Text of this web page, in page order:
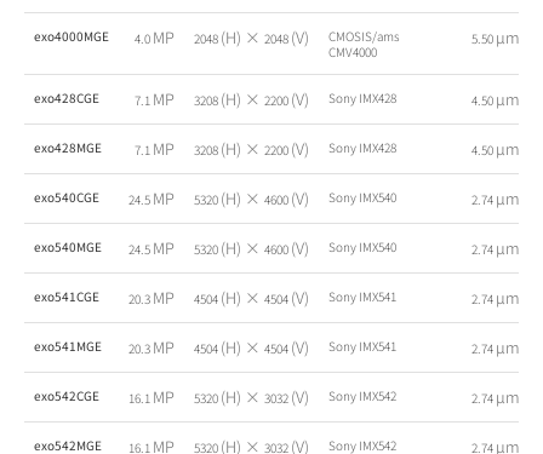
exo4000MGE 4.0 MP 2048 (H) × 2048 (V)
CMOSIS/ams
CMV4000
5.50 µm
exo428CGE 7.1 MP 3208 (H) × 2200 (V) Sony IMX428 4.50 µm
exo428MGE 7.1 MP 3208 (H) × 2200 (V) Sony IMX428 4.50 µm
exo540CGE 24.5 MP 5320 (H) × 4600 (V) Sony IMX540 2.74 µm
exo540MGE 24.5 MP 5320 (H) × 4600 (V) Sony IMX540 2.74 µm
exo541CGE 20.3 MP 4504 (H) × 4504 (V) Sony IMX541 2.74 µm
exo541MGE 20.3 MP 4504 (H) × 4504 (V) Sony IMX541 2.74 µm
exo542CGE 16.1 MP 5320 (H) × 3032 (V) Sony IMX542 2.74 µm
exo542MGE 16.1 MP 5320 (H) × 3032 (V) Sony IMX542 2.74 µm